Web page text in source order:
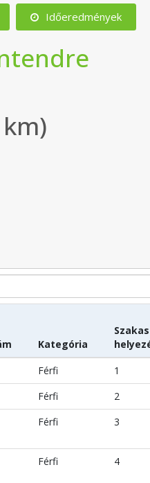
Időeredmények
Kategória
Férfi
1
Férfi
2
Férfi 3
Férfi 4